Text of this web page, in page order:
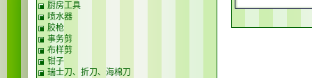
厨房工具
喷水器
胶枪
事务剪
布样剪
钳子
瑞士刀、折刀、海棉刀